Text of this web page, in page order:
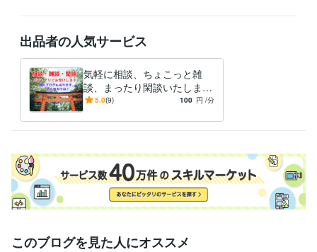
ライフスタイル・その他 / 占い師 経験年数 : 10年
ライフスタイル・その他 / その他
得意分野
悩み相談・カウンセリング 話すこと
出品者の人気サービス
気軽に相談、ちょこっと雑
談、まったり閑談いたします
話せばわかる、話せば変わる
ん。
5.0(9) 100 円 /分
このブログを見た人にオススメ